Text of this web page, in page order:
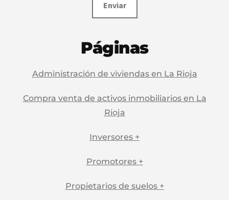
Páginas
Administración de viviendas en La Rioja
Compra venta de activos inmobiliarios en La
Rioja
Inversores +
Promotores +
Propietarios de suelos +